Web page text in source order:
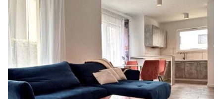
168 m²
Do sprzedania dom w zabudowie szeregowej w nowo wybudowanej
inwestycji w dzielnicy Kolorowe Osiedle. Jest to ostatni budynek d
ostępny i gotowy do odebrania od zaraz. Dom jest.
Szczegóły ogłoszenia